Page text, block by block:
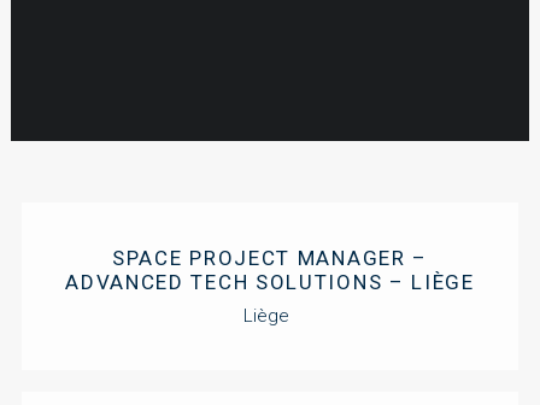
SPACE PROJECT MANAGER –
ADVANCED TECH SOLUTIONS – LIÈGE
Liège